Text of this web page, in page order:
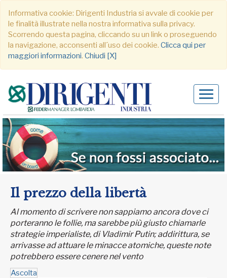
Informativa cookie: Dirigenti Industria si avvale di cookie per
le finalità illustrate nella nostra informativa sulla privacy.
Scorrendo questa pagina, cliccando su un link o proseguendo
la navigazione, acconsenti all´uso dei cookie. Clicca qui per
maggiori informazioni. Chiudi [X]
Il prezzo della libertà
Al momento di scrivere non sappiamo ancora dove ci
porteranno le follie, ma sarebbe più giusto chiamarle
strategie imperialiste, di Vladimir Putin; addirittura, se
arrivasse ad attuare le minacce atomiche, queste note
potrebbero essere cenere nel vento
Ascolta